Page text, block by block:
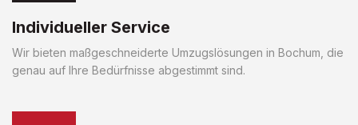
Individueller Service
Wir bieten maßgeschneiderte Umzugslösungen in Bochum, die
genau auf Ihre Bedürfnisse abgestimmt sind.